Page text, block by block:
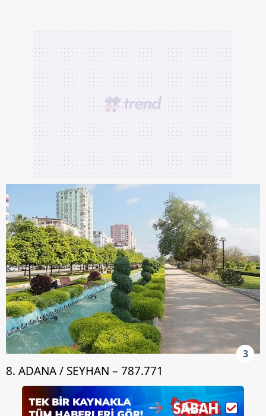
3
8. ADANA / SEYHAN – 787.771